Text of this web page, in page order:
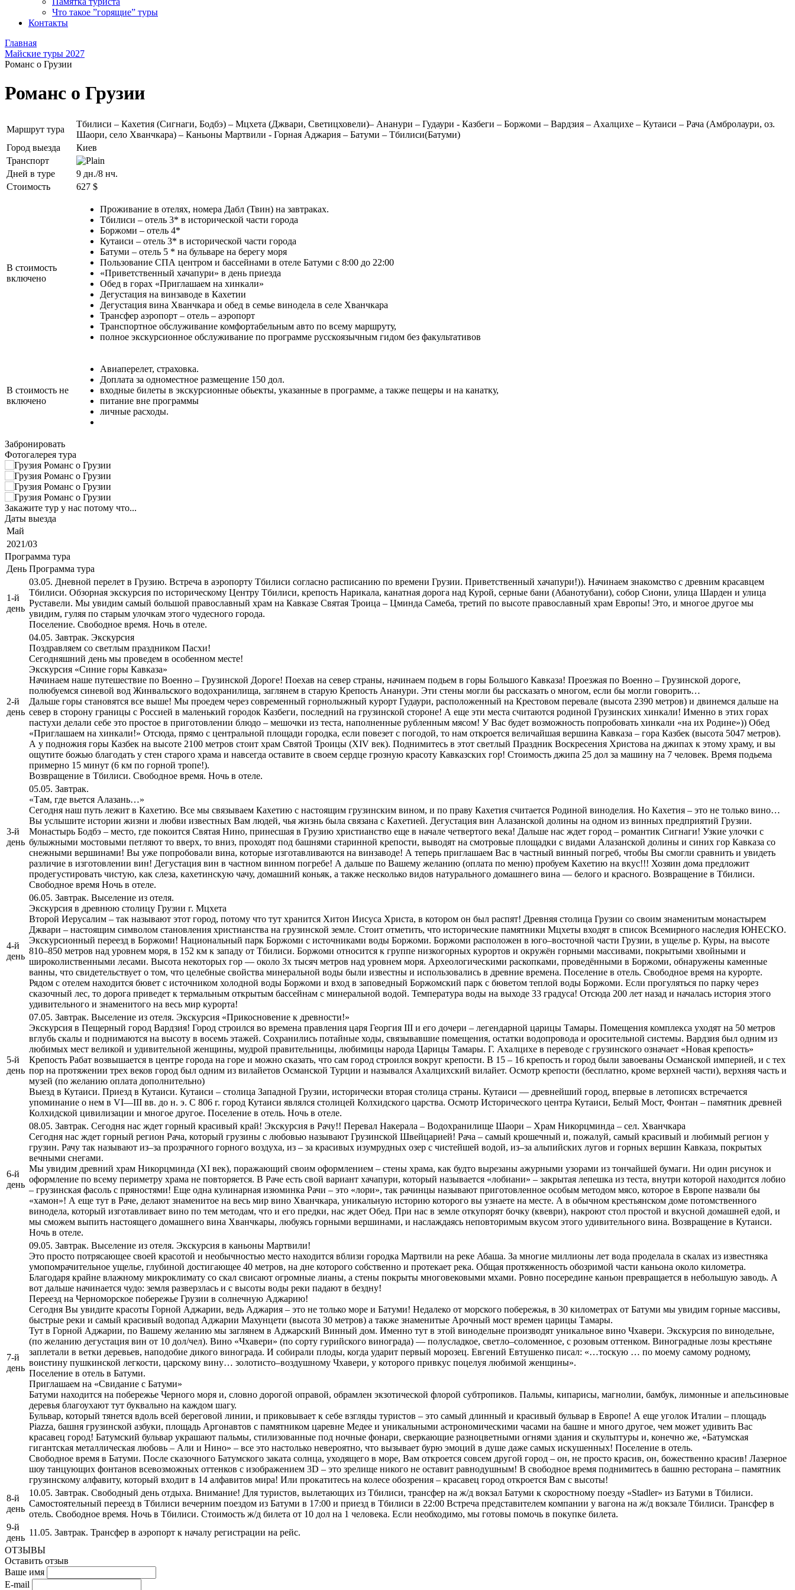
Что такое ”горящие” туры
Контакты
Главная
Майские туры 2027
Романс о Грузии
Романс о Грузии
Маршрут тура
Тбилиси – Кахетия (Сигнаги, Бодбэ) – Мцхета (Джвари, Светицховели)– Ананури – Гудаури - Казбеги – Боржоми – Вардзия – Ахалцихе – Кутаиси – Рача (Амбролаури, оз.
Шаори, село Хванчкара) – Каньоны Мартвили - Горная Аджария – Батуми – Тбилиси(Батуми)
Город выезда
Киев
Транспорт
Дней в туре
9 дн./8 нч.
Стоимость
627 $
В стоимость
включено
Проживание в отелях, номера Дабл (Твин) на завтраках.
Тбилиси – отель 3* в исторической части города
Боржоми – отель 4*
Кутаиси – отель 3* в исторической части города
Батуми – отель 5 * на бульваре на берегу моря
Пользование СПА центром и бассейнами в отеле Батуми с 8:00 до 22:00
«Приветственный хачапури» в день приезда
Обед в горах «Приглашаем на хинкали»
Дегустация на винзаводе в Кахетии
Дегустация вина Хванчкара и обед в семье винодела в селе Хванчкара
Трансфер аэропорт – отель – аэропорт
Транспортное обслуживание комфортабельным авто по всему маршруту,
полное экскурсионное обслуживание по программе русскоязычным гидом без факультативов
В стоимость не
включено
Авиаперелет, страховка.
Доплата за одноместное размещение 150 дол.
входные билеты в экскурсионные обьекты, указанные в программе, а также пещеры и на канатку,
питание вне программы
личные расходы.
Забронировать
Фотогалерея тура
Закажите тур у нас потому что...
Даты выезда
Май
2021/03
Программа тура
День Программа тура
1-й
день
03.05. Дневной перелет в Грузию. Встреча в аэропорту Тбилиси согласно расписанию по времени Грузии. Приветственный хачапури!)). Начинаем знакомство с древним красавцем
Тбилиси. Обзорная экскурсия по историческому Центру Тбилиси, крепость Нарикала, канатная дорога над Курой, серные бани (Абанотубани), собор Сиони, улица Шарден и улица
Руставели. Мы увидим самый большой православный храм на Кавказе Святая Троица – Цминда Самеба, третий по высоте православный храм Европы! Это, и многое другое мы
увидим, гуляя по старым улочкам этого чудесного города.
Поселение. Свободное время. Ночь в отеле.
2-й
день
04.05. Завтрак. Экскурсия
Поздравляем со светлым праздником Пасхи!
Сегодняшний день мы проведем в особенном месте!
Экскурсия «Синие горы Кавказа»
Начинаем наше путешествие по Военно – Грузинской Дороге! Поехав на север страны, начинаем подьем в горы Большого Кавказа! Проезжая по Военно – Грузинской дороге,
полюбуемся синевой вод Жинвальского водохранилища, заглянем в старую Крепость Ананури. Эти стены могли бы рассказать о многом, если бы могли говорить…
Дальше горы становятся все выше! Мы проедем через современный горнолыжный курорт Гудаури, расположенный на Крестовом перевале (высота 2390 метров) и двинемся дальше на
север в сторону границы с Россией в маленький городок Казбеги, последний на грузинской стороне! А еще эти места считаются родиной Грузинских хинкали! Именно в этих горах
пастухи делали себе это простое в приготовлении блюдо – мешочки из теста, наполненные рубленным мясом! У Вас будет возможность попробовать хинкали «на их Родине»)) Обед
«Приглашаем на хинкали!» Отсюда, прямо с центральной площади городка, если повезет с погодой, то нам откроется величайшая вершина Кавказа – гора Казбек (высота 5047 метров).
А у подножия горы Казбек на высоте 2100 метров стоит храм Святой Троицы (XIV век). Поднимитесь в этот светлый Праздник Воскресения Христова на джипах к этому храму, и вы
ощутите божью благодать у стен старого храма и навсегда оставите в своем сердце грозную красоту Кавказских гор! Стоимость джипа 25 дол за машину на 7 человек. Время подьема
примерно 15 минут (6 км по горной тропе!).
Возвращение в Тбилиси. Свободное время. Ночь в отеле.
3-й
день
05.05. Завтрак.
«Там, где вьется Алазань…»
Сегодня наш путь лежит в Кахетию. Все мы связываем Кахетию с настоящим грузинским вином, и по праву Кахетия считается Родиной виноделия. Но Кахетия – это не только вино…
Вы услышите истории жизни и любви известных Вам людей, чья жизнь была связана с Кахетией. Дегустация вин Алазанской долины на одном из винных предприятий Грузии.
Монастырь Бодбэ – место, где покоится Святая Нино, принесшая в Грузию христианство еще в начале четвертого века! Дальше нас ждет город – романтик Сигнаги! Узкие улочки с
булыжными мостовыми петляют то вверх, то вниз, проходят под башнями старинной крепости, выводят на смотровые площадки с видами Алазанской долины и синих гор Кавказа со
снежными вершинами! Вы уже попробовали вина, которые изготавливаются на винзаводе! А теперь приглашаем Вас в частный винный погреб, чтобы Вы смогли сравнить и увидеть
различие в изготовлении вин! Дегустация вин в частном винном погребе! А дальше по Вашему желанию (оплата по меню) пробуем Кахетию на вкус!!! Хозяин дома предложит
продегустировать чистую, как слеза, кахетинскую чачу, домашний коньяк, а также несколько видов натурального домашнего вина — белого и красного. Возвращение в Тбилиси.
Свободное время Ночь в отеле.
4-й
день
06.05. Завтрак. Выселение из отеля.
Экскурсия в древнюю столицу Грузии г. Мцхета
Второй Иерусалим – так называют этот город, потому что тут хранится Хитон Иисуса Христа, в котором он был распят! Древняя столица Грузии со своим знаменитым монастырем
Джвари – настоящим символом становления христианства на грузинской земле. Стоит отметить, что исторические памятники Мцхеты входят в список Всемирного наследия ЮНЕСКО.
Экскурсионный переезд в Боржоми! Национальный парк Боржоми с источниками воды Боржоми. Боржоми расположен в юго–восточной части Грузии, в ущелье р. Куры, на высоте
810–850 метров над уровнем моря, в 152 км к западу от Тбилиси. Боржоми относится к группе низкогорных курортов и окружён горными массивами, покрытыми хвойными и
широколиственными лесами. Высота некоторых гор — около 3х тысяч метров над уровнем моря. Археологическими раскопками, проведёнными в Боржоми, обнаружены каменные
ванны, что свидетельствует о том, что целебные свойства минеральной воды были известны и использовались в древние времена. Поселение в отель. Свободное время на курорте.
Рядом с отелем находится бювет с источником холодной воды Боржоми и вход в заповедный Боржомский парк с бюветом теплой воды Боржоми. Если прогуляться по парку через
сказочный лес, то дорога приведет к термальным открытым бассейнам с минеральной водой. Температура воды на выходе 33 градуса! Отсюда 200 лет назад и началась история этого
удивительного и знаменитого на весь мир курорта!
5-й
день
07.05. Завтрак. Выселение из отеля. Экскурсия «Прикосновение к древности!»
Экскурсия в Пещерный город Вардзия! Город строился во времена правления царя Георгия III и его дочери – легендарной царицы Тамары. Помещения комплекса уходят на 50 метров
вглубь скалы и поднимаются на высоту в восемь этажей. Сохранились потайные ходы, связывавшие помещения, остатки водопровода и оросительной системы. Вардзия был одним из
любимых мест великой и удивительной женщины, мудрой правительницы, любимицы народа Царицы Тамары. Г. Ахалцихе в переводе с грузинского означает «Новая крепость»
Крепость Рабат возвышается в центре города на горе и можно сказать, что сам город строился вокруг крепости. В 15 – 16 крепость и город были завоеваны Османской империей, и с тех
пор на протяжении трех веков город был одним из вилайетов Османской Турции и назывался Ахалцихский вилайет. Осмотр крепости (бесплатно, кроме верхней части), верхняя часть и
музей (по желанию оплата дополнительно)
Выезд в Кутаиси. Приезд в Кутаиси. Кутаиси – столица Западной Грузии, исторически вторая столица страны. Кутаиси — древнейший город, впервые в летописях встречается
упоминание о нем в VI—III вв. до н. э. С 806 г. город Кутаиси являлся столицей Колхидского царства. Осмотр Исторического центра Кутаиси, Белый Мост, Фонтан – памятник древней
Колхидской цивилизации и многое другое. Поселение в отель. Ночь в отеле.
6-й
день
08.05. Завтрак. Сегодня нас ждет горный красивый край! Экскурсия в Рачу!! Перевал Накерала – Водохранилище Шаори – Храм Никорцминда – сел. Хванчкара
Сегодня нас ждет горный регион Рача, который грузины с любовью называют Грузинской Швейцарией! Рача – самый крошечный и, пожалуй, самый красивый и любимый регион у
грузин. Рачу так называют из–за прозрачного горного воздуха, из – за красивых изумрудных озер с чистейшей водой, из–за альпийских лугов и горных вершин Кавказа, покрытых
вечными снегами.
Мы увидим древний храм Никорцминда (XI век), поражающий своим оформлением – стены храма, как будто вырезаны ажурными узорами из тончайшей бумаги. Ни один рисунок и
оформление по всему периметру храма не повторяется. В Раче есть свой вариант хачапури, который называется «лобиани» – закрытая лепешка из теста, внутри которой находится лобио
– грузинская фасоль с пряностями! Еще одна кулинарная изюминка Рачи – это «лори», так рачинцы называют приготовленное особым методом мясо, которое в Европе назвали бы
«хамон»! А еще тут в Раче, делают знаменитое на весь мир вино Хванчкара, уникальную историю которого вы узнаете на месте. А в обычном крестьянском доме потомственного
винодела, который изготавливает вино по тем методам, что и его предки, нас ждет Обед. При нас в земле откупорят бочку (квеври), накроют стол простой и вкусной домашней едой, и
мы сможем выпить настоящего домашнего вина Хванчкары, любуясь горными вершинами, и наслаждаясь неповторимым вкусом этого удивительного вина. Возвращение в Кутаиси.
Ночь в отеле.
7-й
день
09.05. Завтрак. Выселение из отеля. Экскурсия в каньоны Мартвили!
Это просто потрясающее своей красотой и необычностью место находится вблизи городка Мартвили на реке Абаша. За многие миллионы лет вода проделала в скалах из известняка
умопомрачительное ущелье, глубиной достигающее 40 метров, на дне которого собственно и протекает река. Общая протяженность обозримой части каньона около километра.
Благодаря крайне влажному микроклимату со скал свисают огромные лианы, а стены покрыты многовековыми мхами. Ровно посередине каньон превращается в небольшую заводь. А
вот дальше начинается чудо: земля разверзлась и с высоты воды реки падают в бездну!
Переезд на Черноморское побережье Грузии в солнечную Аджарию!
Сегодня Вы увидите красоты Горной Аджарии, ведь Аджария – это не только море и Батуми! Недалеко от морского побережья, в 30 километрах от Батуми мы увидим горные массивы,
быстрые реки и самый красивый водопад Аджарии Махунцети (высота 30 метров) а также знаменитые Арочный мост времен царицы Тамары.
Тут в Горной Аджарии, по Вашему желанию мы заглянем в Аджарский Винный дом. Именно тут в этой винодельне производят уникальное вино Чхавери. Экскурсия по винодельне,
(по желанию дегустация вин от 10 дол/чел). Вино «Чхавери» (по сорту гурийского винограда) — полусладкое, светло–соломенное, с розовым оттенком. Виноградные лозы крестьяне
заплетали в ветки деревьев, наподобие дикого винограда. И собирали плоды, когда ударит первый морозец. Евгений Евтушенко писал: «…тоскую … по моему самому родному,
воистину пушкинской легкости, царскому вину… золотисто–воздушному Чхавери, у которого привкус поцелуя любимой женщины».
Поселение в отель в Батуми.
Приглашаем на «Свидание с Батуми»
Батуми находится на побережье Черного моря и, словно дорогой оправой, обрамлен экзотической флорой субтропиков. Пальмы, кипарисы, магнолии, бамбук, лимонные и апельсиновые
деревья благоухают тут буквально на каждом шагу.
Бульвар, который тянется вдоль всей береговой линии, и приковывает к себе взгляды туристов – это самый длинный и красивый бульвар в Европе! А еще уголок Италии – площадь
Piazza, башня грузинской азбуки, площадь Аргонавтов с памятником царевне Медее и уникальными астрономическими часами на башне и много другое, чем может удивить Вас
красавец город! Батумский бульвар украшают пальмы, стилизованные под ночные фонари, сверкающие разноцветными огнями здания и скульптуры и, конечно же, «Батумская
гигантская металлическая любовь – Али и Нино» – все это настолько невероятно, что вызывает бурю эмоций в душе даже самых искушенных! Поселение в отель.
Свободное время в Батуми. После сказочного Батумского заката солнца, уходящего в море, Вам откроется совсем другой город – он, не просто красив, он, божественно красив! Лазерное
шоу танцующих фонтанов всевозможных оттенков с изображением 3D – это зрелище никого не оставит равнодушным! В свободное время поднимитесь в башню ресторана – памятник
грузинскому алфавиту, который входит в 14 алфавитов мира! Или прокатитесь на колесе обозрения – красавец город откроется Вам с высоты!
8-й
день
10.05. Завтрак. Свободный день отдыха. Внимание! Для туристов, вылетающих из Тбилиси, трансфер на ж/д вокзал Батуми к скоростному поезду «Stadler» из Батуми в Тбилиси.
Самостоятельный переезд в Тбилиси вечерним поездом из Батуми в 17:00 и приезд в Тбилиси в 22:00 Встреча представителем компании у вагона на ж/д вокзале Тбилиси. Трансфер в
отель. Свободное время. Ночь в Тбилиси. Стоимость ж/д билета от 10 дол на 1 человека. Если необходимо, мы готовы помочь в покупке билета.
9-й
день
11.05. Завтрак. Трансфер в аэропорт к началу регистрации на рейс.
ОТЗЫВЫ
Оставить отзыв
Ваше имя
E-mail